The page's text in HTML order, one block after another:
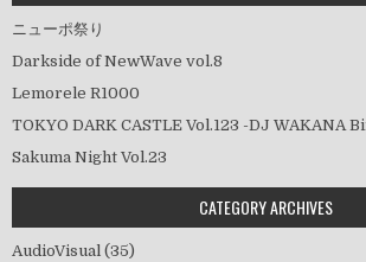
ニューポ祭り
Darkside of NewWave vol.8
Lemorele R1000
TOKYO DARK CASTLE Vol.123 -DJ WAKANA
Sakuma Night Vol.23
CATEGORY ARCHIVES
AudioVisual (35)